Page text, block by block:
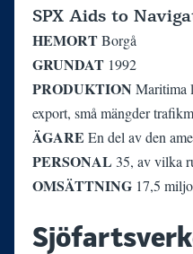
SPX Aids to
HEMORTBorgå
GRUNDAT 1992
PRODUKTION Maritima
export, små mängder
ÄGARE En del av den
PERSONAL 35, av vilka
OMSÄTTNING 17,5